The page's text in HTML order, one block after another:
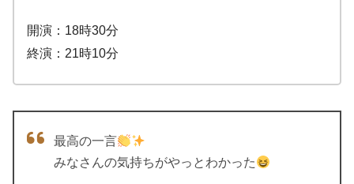
開演：18時30分
終演：21時10分
最高の一言
みなさんの気持ちがやっとわかった